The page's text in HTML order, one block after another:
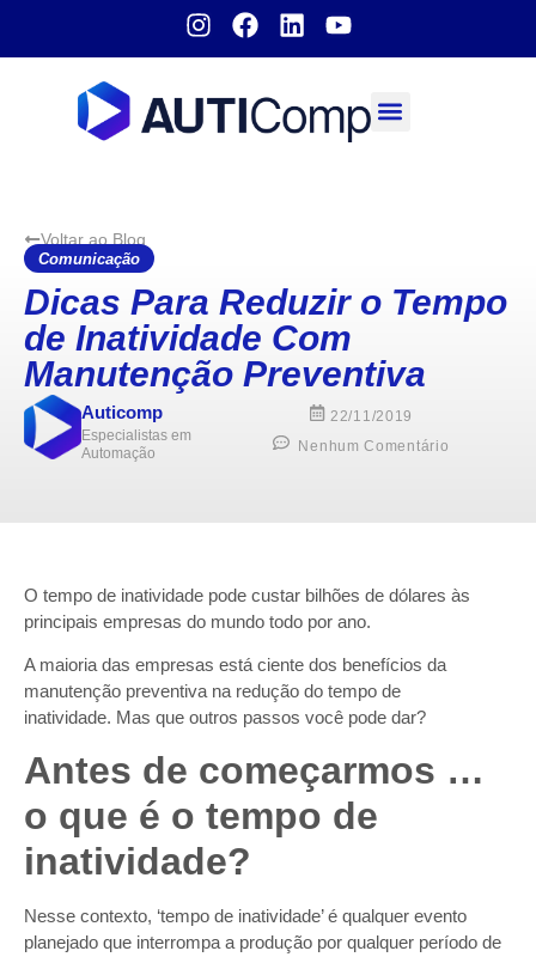
Voltar ao Blog
Comunicação
Dicas Para Reduzir o Tempo
de Inatividade Com
Manutenção Preventiva
Auticomp
Especialistas em
Automação
22/11/2019
Nenhum Comentário
O tempo de inatividade pode custar bilhões de dólares às
principais empresas do mundo todo por ano.
A maioria das empresas está ciente dos benefícios da
manutenção preventiva na redução do tempo de
inatividade. Mas que outros passos você pode dar?
Antes de começarmos …
o que é o tempo de
inatividade?
Nesse contexto, ‘tempo de inatividade’ é qualquer evento
planejado que interrompa a produção por qualquer período de